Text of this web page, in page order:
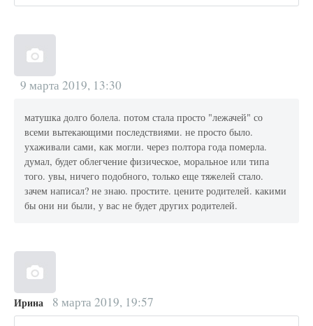
9 марта 2019, 13:30
матушка долго болела. потом стала просто "лежачей" со
всеми вытекающими последствиями. не просто было.
ухаживали сами, как могли. через полтора года померла.
думал, будет облегчение физическое, моральное или типа
того. увы, ничего подобного, только еще тяжелей стало.
зачем написал? не знаю. простите. цените родителей. какими
бы они ни были, у вас не будет других родителей.
Ирина 8 марта 2019, 19:57